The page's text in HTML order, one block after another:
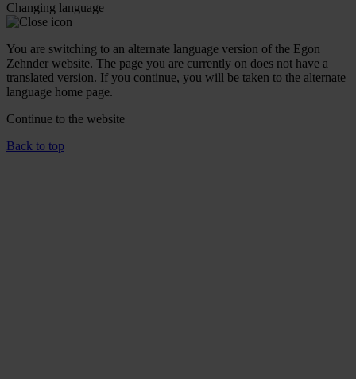
Changing language
You are switching to an alternate language version of the Egon
Zehnder website. The page you are currently on does not have a
translated version. If you continue, you will be taken to the alternate
language home page.
Continue to the website
Back to top